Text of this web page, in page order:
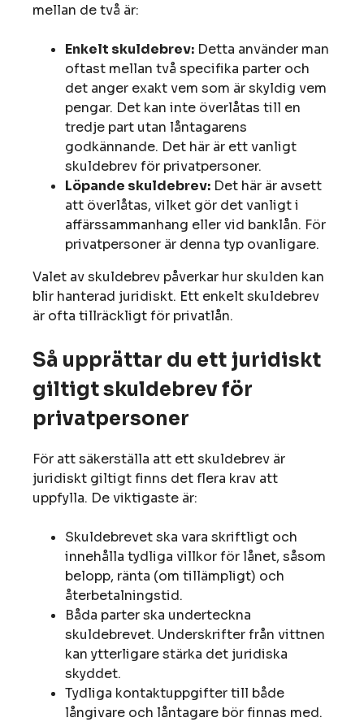
mellan de två är:
Enkelt skuldebrev: Detta använder man
oftast mellan två specifika parter och
det anger exakt vem som är skyldig vem
pengar. Det kan inte överlåtas till en
tredje part utan låntagarens
godkännande. Det här är ett vanligt
skuldebrev för privatpersoner.
Löpande skuldebrev: Det här är avsett
att överlåtas, vilket gör det vanligt i
affärssammanhang eller vid banklån. För
privatpersoner är denna typ ovanligare.
Valet av skuldebrev påverkar hur skulden kan
blir hanterad juridiskt. Ett enkelt skuldebrev
är ofta tillräckligt för privatlån.
Så upprättar du ett juridiskt
giltigt skuldebrev för
privatpersoner
För att säkerställa att ett skuldebrev är
juridiskt giltigt finns det flera krav att
uppfylla. De viktigaste är:
Skuldebrevet ska vara skriftligt och
innehålla tydliga villkor för lånet, såsom
belopp, ränta (om tillämpligt) och
återbetalningstid.
Båda parter ska underteckna
skuldebrevet. Underskrifter från vittnen
kan ytterligare stärka det juridiska
skyddet.
Tydliga kontaktuppgifter till både
långivare och låntagare bör finnas med.